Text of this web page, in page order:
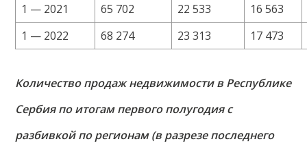
1 — 2021
65 702 22 533
16 563
1 — 2022
68 274 23 313 17 473
Количество продаж недвижимости в Республике
Сербия по итогам первого полугодия с
разбивкой по регионам (в разрезе последнего